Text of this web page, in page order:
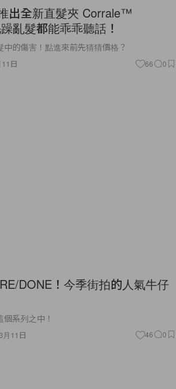
出全新直髮夾 Corrale™
亂髮都能乖乖聽話！
的傷害！點進來前先猜猜價格？
日 66 0
DONE！今季街拍的人氣牛仔
系列之中！
月11日 46 0